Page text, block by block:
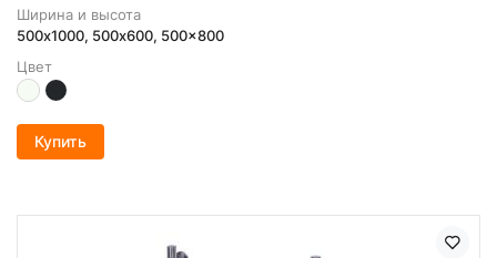
Ширина и высота
500х1000, 500x600, 500x800
Цвет
Купить